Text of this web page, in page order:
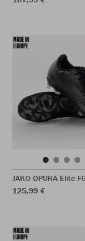
JAKO OPURA Elite
125,99 €